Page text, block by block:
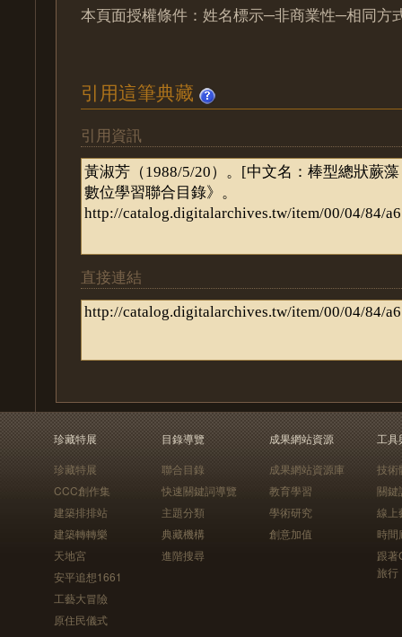
本頁面授權條件：姓名標示─非商業性─相同方
引用這筆典藏
引用資訊
直接連結
珍藏特展
珍藏特展
CCC創作集
建築排排站
建築轉轉樂
天地宮
安平追想1661
工藝大冒險
原住民儀式
目錄導覽
聯合目錄
快速關鍵詞導覽
主題分類
典藏機構
進階搜尋
成果網站資源
成果網站資源庫
教育學習
學術研究
創意加值
工具
技術
關鍵
線上
時間
跟
旅行